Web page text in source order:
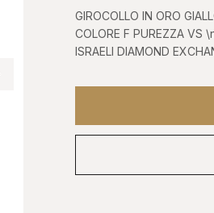
INVESTIMENTO
GIROCOLLO IN ORO
COLORE F PUREZZA VS
ISRAELI DIAMOND